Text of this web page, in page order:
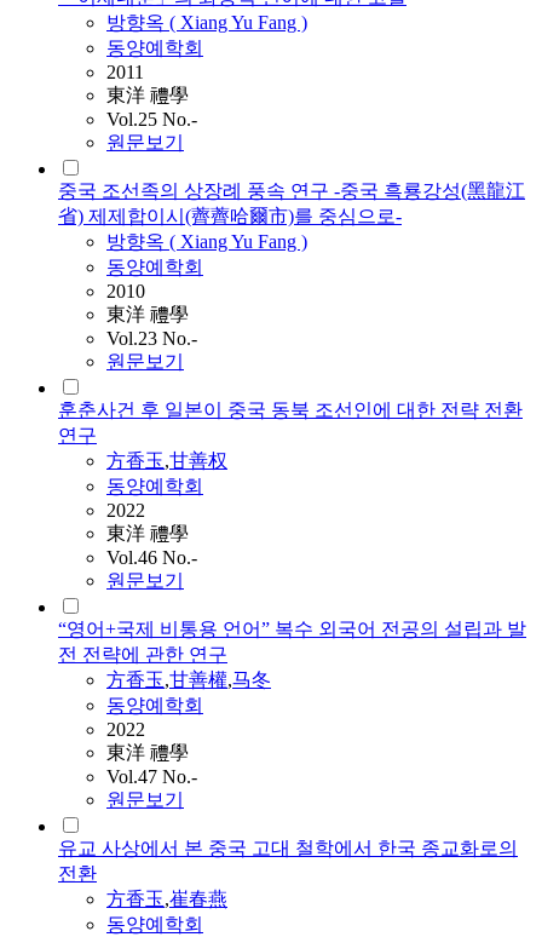
방향옥 ( Xiang Yu Fang )
동양예학회
2011
東洋 禮學
Vol.25 No.-
원문보기
중국 조선족의 상장례 풍속 연구 -중국 흑룡강성(黑龍江
省) 제제합이시(薺薺哈爾市)를 중심으로-
방향옥 ( Xiang Yu Fang )
동양예학회
2010
東洋 禮學
Vol.23 No.-
원문보기
훈춘사건 후 일본이 중국 동북 조선인에 대한 전략 전환
연구
方香玉,甘善权
동양예학회
2022
東洋 禮學
Vol.46 No.-
원문보기
“영어+국제 비통용 언어” 복수 외국어 전공의 설립과 발
전 전략에 관한 연구
方香玉,甘善權,马冬
동양예학회
2022
東洋 禮學
Vol.47 No.-
원문보기
유교 사상에서 본 중국 고대 철학에서 한국 종교화로의
전환
方香玉,崔春燕
동양예학회